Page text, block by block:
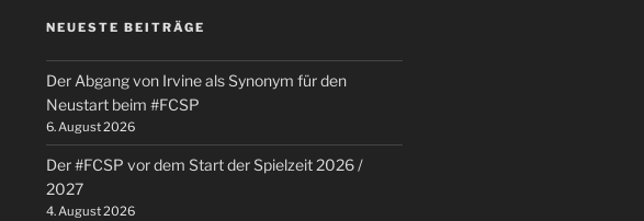
NEUESTE BEITRÄGE
Der Abgang von Irvine als Synonym für den
Neustart beim #FCSP
6. August 2026
Der #FCSP vor dem Start der Spielzeit 2026 /
2027
4. August 2026